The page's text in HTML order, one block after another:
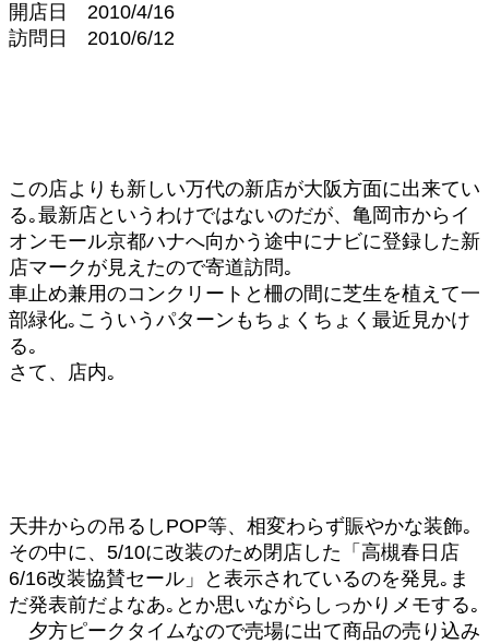
開店日 2010/4/16
訪問日 2010/6/12
この店よりも新しい万代の新店が大阪方面に出来てい
る｡最新店というわけではないのだが、亀岡市からイ
オンモール京都ハナへ向かう途中にナビに登録した新
店マークが見えたので寄道訪問｡
車止め兼用のコンクリートと柵の間に芝生を植えて一
部緑化｡こういうパターンもちょくちょく最近見かけ
る｡
さて、店内｡
天井からの吊るしPOP等、相変わらず賑やかな装飾｡
その中に、5/10に改装のため閉店した「高槻春日店
6/16改装協賛セール」と表示されているのを発見｡ま
だ発表前だよなあ｡とか思いながらしっかりメモする｡
夕方ピークタイムなので売場に出て商品の売り込み